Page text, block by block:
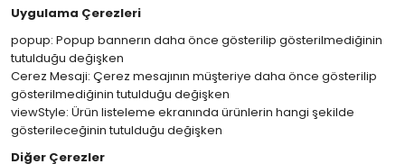
Uygulama Çerezleri
popup: Popup bannerın daha önce gösterilip gösterilmediğinin
tutulduğu değişken
Cerez Mesaji: Çerez mesajının müşteriye daha önce gösterilip
gösterilmediğinin tutulduğu değişken
viewStyle: Ürün listeleme ekranında ürünlerin hangi şekilde
gösterileceğinin tutulduğu değişken
Diğer Çerezler